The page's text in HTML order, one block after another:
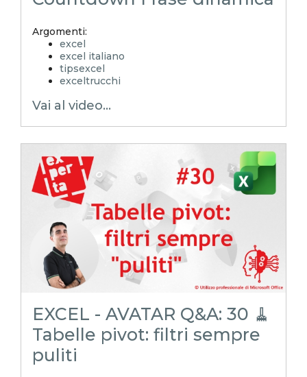
Argomenti:
excel
excel italiano
tipsexcel
exceltrucchi
Xcamp
superexcel
exceltips
microsoft excel
excel_learning
excel_master
shorts
youtubeshorts
Vai al video...
EXCEL - AVATAR Q&A: 30 🧹
Tabelle pivot: filtri sempre
puliti